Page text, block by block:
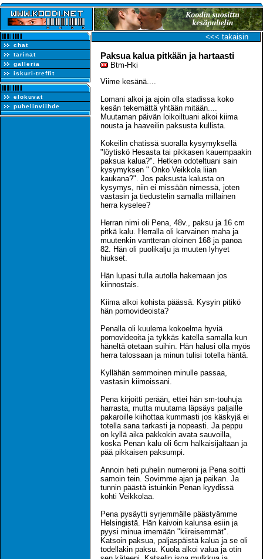
chat
tarinat
galleria
iskuri-treffit
elokuvat
puhelinviihde
<<< takaisin
Paksua kalua pitkään ja hartaasti
Btm-Hki
Viime kesänä....
Lomani alkoi ja ajoin olla stadissa koko
kesän tekemättä yhtään mitään....
Muutaman päivän loikoiltuani alkoi kiima
nousta ja haaveilin paksusta kullista.
Kokeilin chatissä suoralla kysymyksellä
"löytiskö Hesasta tai pikkasen kauempaakin
paksua kalua?". Hetken odoteltuani sain
kysymyksen " Onko Veikkola liian
kaukana?". Jos paksusta kalusta on
kysymys, niin ei missään nimessä, joten
vastasin ja tiedustelin samalla millainen
herra kyselee?
Herran nimi oli Pena, 48v., paksu ja 16 cm
pitkä kalu. Herralla oli karvainen maha ja
muutenkin vantteran oloinen 168 ja panoa
82. Hän oli puolikalju ja muuten lyhyet
hiukset.
Hän lupasi tulla autolla hakemaan jos
kiinnostais.
Kiima alkoi kohista päässä. Kysyin pitikö
hän pornovideoista?
Penalla oli kuulema kokoelma hyviä
pornovideoita ja tykkäs katella samalla kun
häneltä otetaan suihin. Hän halusi olla myös
herra talossaan ja minun tulisi totella häntä.
Kyllähän semmoinen minulle passaa,
vastasin kiimoissani.
Pena kirjoitti perään, ettei hän sm-touhuja
harrasta, mutta muutama läpsäys paljaille
pakaroille kiihottaa kummasti jos käskyjä ei
totella sana tarkasti ja nopeasti. Ja peppu
on kyllä aika pakkokin avata sauvoilla,
koska Penan kalu oli 6cm halkaisijaltaan ja
pää pikkaisen paksumpi.
Annoin heti puhelin numeroni ja Pena soitti
samoin tein. Sovimme ajan ja paikan. Ja
tunnin päästä istuinkin Penan kyydissä
kohti Veikkolaa.
Pena pysäytti syrjemmälle päästyämme
Helsingistä. Hän kaivoin kalunsa esiin ja
pyysi minua imemään "kiireisemmät".
Katsoin paksua, paljaspäistä kalua ja se oli
todellakin paksu. Kuola alkoi valua ja otin